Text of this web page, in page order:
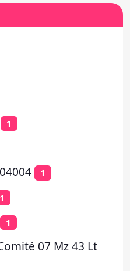
1
1
1
1
07 Mz 43 Lt